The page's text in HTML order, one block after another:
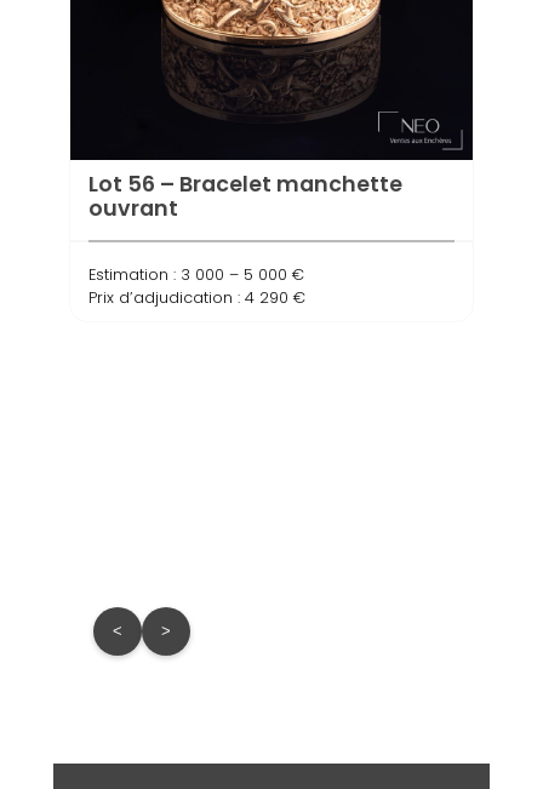
Lot 56 – Bracelet manchette
ouvrant
Estimation : 3 000 – 5 000 €
Prix d’adjudication : 4 290 €
< >